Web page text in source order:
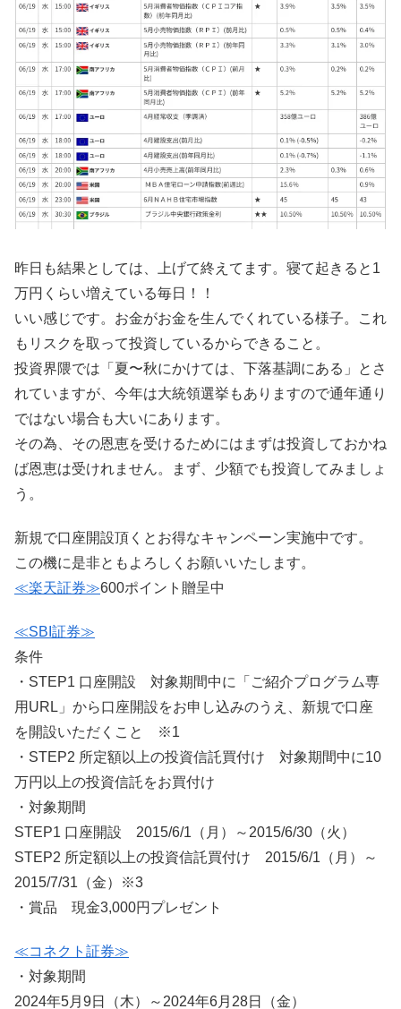
昨日も結果としては、上げて終えてます。寝て起きると1
万円くらい増えている毎日！！
いい感じです。お金がお金を生んでくれている様子。これ
もリスクを取って投資しているからできること。
投資界隈では「夏〜秋にかけては、下落基調にある」とさ
れていますが、今年は大統領選挙もありますので通年通り
ではない場合も大いにあります。
その為、その恩恵を受けるためにはまずは投資しておかね
ば恩恵は受けれません。まず、少額でも投資してみましょ
う。
新規で口座開設頂くとお得なキャンペーン実施中です。
この機に是非ともよろしくお願いいたします。
≪楽天証券≫600ポイント贈呈中
≪SBI証券≫
条件
・STEP1 口座開設 対象期間中に「ご紹介プログラム専
用URL」から口座開設をお申し込みのうえ、新規で口座
を開設いただくこと ※1
・STEP2 所定額以上の投資信託買付け 対象期間中に10
万円以上の投資信託をお買付け
・対象期間
STEP1 口座開設 2015/6/1（月）～2015/6/30（火）
STEP2 所定額以上の投資信託買付け 2015/6/1（月）～
2015/7/31（金）※3
・賞品 現金3,000円プレゼント
≪コネクト証券≫
・対象期間
2024年5月9日（木）～2024年6月28日（金）